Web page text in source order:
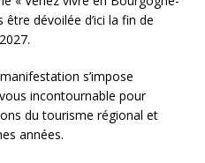
être dévoilée d’ici la fin de
s’impose
incontournable pour
du tourisme régional et
années.